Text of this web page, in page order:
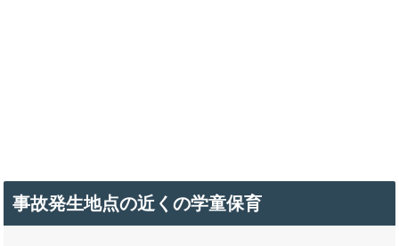
事故発生地点の近くの学童保育